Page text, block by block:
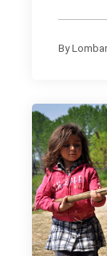
By